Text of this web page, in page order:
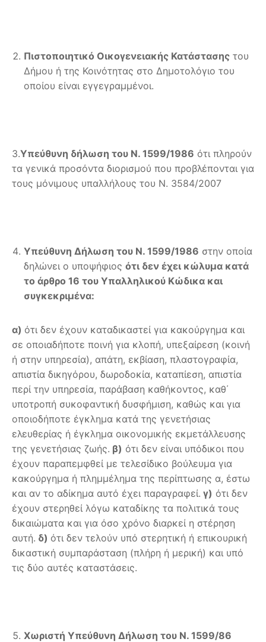
Πιστοποιητικό Οικογενειακής Κατάστασης του
Δήμου ή της Κοινότητας στο Δημοτολόγιο του
οποίου είναι εγγεγραμμένοι.
3.Υπεύθυνη δήλωση του Ν. 1599/1986 ότι πληρούν
τα γενικά προσόντα διορισμού που προβλέπονται για
τους μόνιμους υπαλλήλους του Ν. 3584/2007
Υπεύθυνη Δήλωση του Ν. 1599/1986 στην οποία
δηλώνει ο υποψήφιος ότι δεν έχει κώλυμα κατά
το άρθρο 16 του Υπαλληλικού Κώδικα και
συγκεκριμένα:
α) ότι δεν έχουν καταδικαστεί για κακούργημα και
σε οποιαδήποτε ποινή για κλοπή, υπεξαίρεση (κοινή
ή στην υπηρεσία), απάτη, εκβίαση, πλαστογραφία,
απιστία δικηγόρου, δωροδοκία, καταπίεση, απιστία
περί την υπηρεσία, παράβαση καθήκοντος, καθ΄
υποτροπή συκοφαντική δυσφήμιση, καθώς και για
οποιοδήποτε έγκλημα κατά της γενετήσιας
ελευθερίας ή έγκλημα οικονομικής εκμετάλλευσης
της γενετήσιας ζωής. β) ότι δεν είναι υπόδικοι που
έχουν παραπεμφθεί με τελεσίδικο βούλευμα για
κακούργημα ή πλημμέλημα της περίπτωσης α, έστω
και αν το αδίκημα αυτό έχει παραγραφεί. γ) ότι δεν
έχουν στερηθεί λόγω καταδίκης τα πολιτικά τους
δικαιώματα και για όσο χρόνο διαρκεί η στέρηση
αυτή. δ) ότι δεν τελούν υπό στερητική ή επικουρική
δικαστική συμπαράσταση (πλήρη ή μερική) και υπό
τις δύο αυτές καταστάσεις.
Χωριστή Υπεύθυνη Δήλωση του Ν. 1599/86